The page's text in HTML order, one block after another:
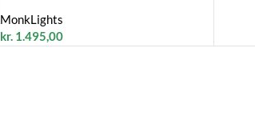
MonkLights
kr. 1.495,00